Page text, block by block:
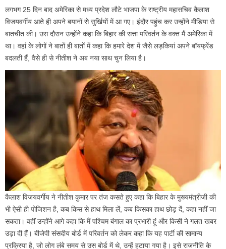
लगभग 25 दिन बाद अमेरिका से मध्य प्रदेश लौटे भाजपा के राष्ट्रीय महासचिव कैलाश
विजयवर्गीय आते ही अपने बयानों से सुर्खियों में आ गए। इंदौर पहुंच कर उन्होंने मीडिया से
बातचीत की। उस दौरान उन्होंने कहा कि बिहार की सत्ता परिवर्तन के वक्त मैं अमेरिका में
था। वहां के लोगों ने बातों ही बातों में कहा कि हमारे देश में जैसे लड़कियां अपने बॉयफ्रेंड
बदलती हैं, वैसे ही से नीतीश ने अब नया साथ चुन लिया है।
कैलाश विजयवर्गीय ने नीतीश कुमार पर तंज कसते हुए कहा कि बिहार के मुख्यमंत्रीजी की
भी ऐसी ही पोजिशन है, कब किस से हाथ मिला लें, कब किसका हाथ छोड़ दें, कहा नहीं जा
सकता। वहीं उन्होंने आगे कहा कि मैं पश्चिम बंगाल का प्रभारी हूं और किसी ने गलत खबर
उड़ा दी हैं। बीजेपी संसदीय बोर्ड में परिवर्तन को लेकर कहा कि यह पार्टी की सामान्य
प्रक्रिया है, जो लोग लंबे समय से उस बोर्ड में थे, उन्हें हटाया गया है। इसे राजनीति के